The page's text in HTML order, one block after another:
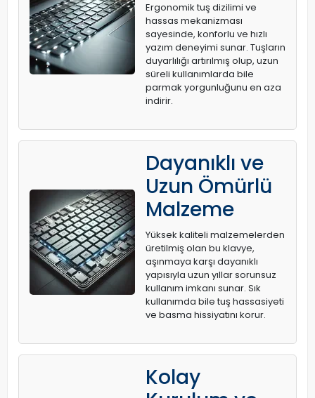
Ergonomik tuş dizilimi ve
hassas mekanizması
sayesinde, konforlu ve hızlı
yazım deneyimi sunar. Tuşların
duyarlılığı artırılmış olup, uzun
süreli kullanımlarda bile
parmak yorgunluğunu en aza
indirir.
Dayanıklı ve
Uzun Ömürlü
Malzeme
Yüksek kaliteli malzemelerden
üretilmiş olan bu klavye,
aşınmaya karşı dayanıklı
yapısıyla uzun yıllar sorunsuz
kullanım imkanı sunar. Sık
kullanımda bile tuş hassasiyeti
ve basma hissiyatını korur.
Kolay